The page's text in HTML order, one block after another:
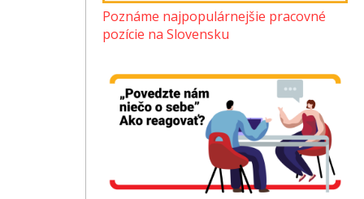
Poznáme najpopulárnejšie pracovné
pozície na Slovensku